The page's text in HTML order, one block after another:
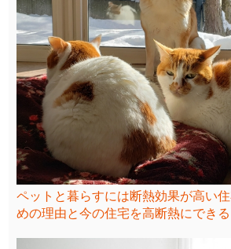
ペットと暮らすには断熱効果が高い
めの理由と今の住宅を高断熱にでき